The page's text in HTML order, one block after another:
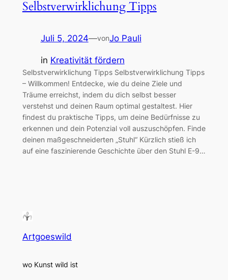
Selbstverwirklichung Tipps
Juli 5, 2024—vonJo Pauli
in Kreativität fördern
Selbstverwirklichung Tipps Selbstverwirklichung Tipps
– Willkommen! Entdecke, wie du deine Ziele und
Träume erreichst, indem du dich selbst besser
verstehst und deinen Raum optimal gestaltest. Hier
findest du praktische Tipps, um deine Bedürfnisse zu
erkennen und dein Potenzial voll auszuschöpfen. Finde
deinen maßgeschneiderten „Stuhl“ Kürzlich stieß ich
auf eine faszinierende Geschichte über den Stuhl E-9…
Artgoeswild
wo Kunst wild ist